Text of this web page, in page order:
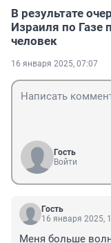
В результате
Израиля по Газе
человек
16 января 2025, 07:07
Гость
Войти
Гость
16 января 2025,
Меня больше